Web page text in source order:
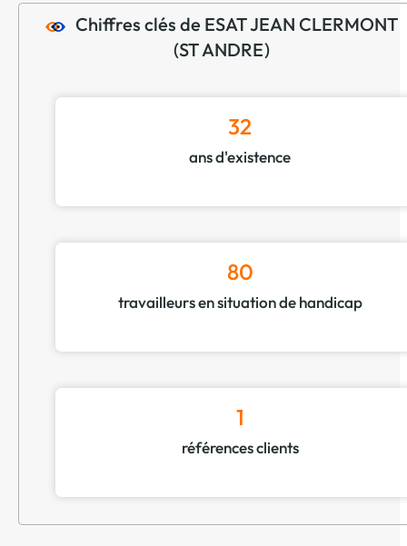
Chiffres clés de ESAT JEAN CLERMONT
(ST ANDRE)
32
ans d'existence
80
travailleurs en situation de handicap
1
références clients